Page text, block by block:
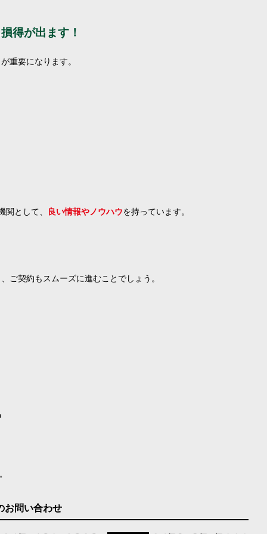
得が出ます！
重要になります。
として、 良い情報やノウハウを持っています。
ご契約もスムーズに進むことでしょう。
お問い合わせ